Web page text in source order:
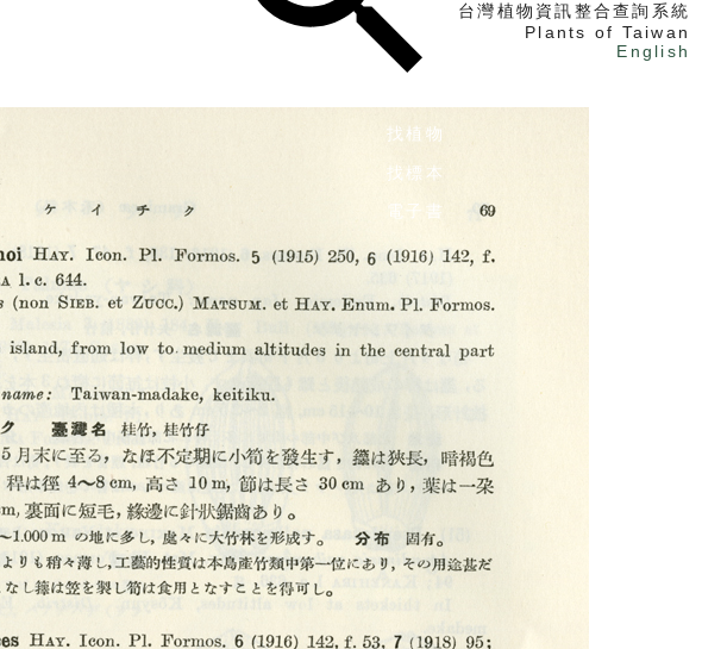
台灣植物資訊整合查詢系統
Plants of Taiwan
English
找植物
找標本
電子書